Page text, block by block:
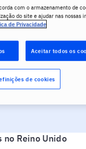
Day
no Reino Unido
com o armazenamento de
do site e ajudar nas nossas
de Privacidade
Aceitar todos os
de cookies